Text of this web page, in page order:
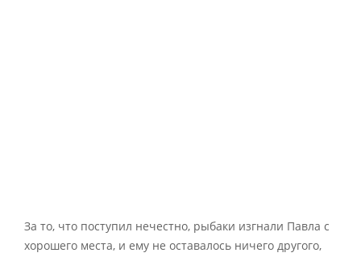
За то, что поступил нечестно, рыбаки изгнали Павла с
хорошего места, и ему не оставалось ничего другого,